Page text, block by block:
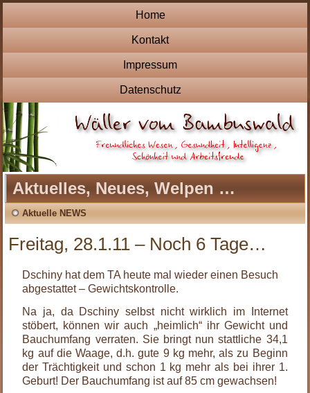
Home
Kontakt
Impressum
Datenschutz
Aktuelles, Neues, Welpen …
Aktuelle NEWS
Freitag, 28.1.11 – Noch 6 Tage…
Dschiny hat dem TA heute mal wieder einen Besuch
abgestattet – Gewichtskontrolle.
Na ja, da Dschiny selbst nicht wirklich im Internet
stöbert, können wir auch „heimlich“ ihr Gewicht und
Bauchumfang verraten. Sie bringt nun stattliche 34,1
kg auf die Waage, d.h. gute 9 kg mehr, als zu Beginn
der Trächtigkeit und schon 1 kg mehr als bei ihrer 1.
Geburt! Der Bauchumfang ist auf 85 cm gewachsen!